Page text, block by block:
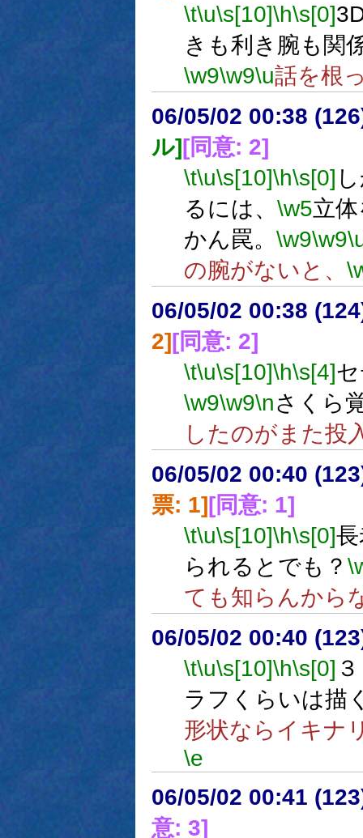
\t\u\s[10]\h\s[0]
きも利き腕も関
\w9\w9\u話を根
06/05/02 00:38
ル][同意: 2]
\t\u\s[10]\h\s[0]
るには、 \w5立
かん罠。 \w9\w9
の腕がないと、
06/05/02 00:38
2][同意: 2]
\t\u\s[10]\h\s[4]
\w9\w9\nさくら
したのがまた投
06/05/02 00:40
票: 1][同意: 1]
\t\u\s[10]\h\s[0]
られるとでも？
ても知らんから
06/05/02 00:40
\t\u\s[10]\h\s[0]
ラフくらいは描
形状ならイキナ
\e
06/05/02 00:41
意: 3]